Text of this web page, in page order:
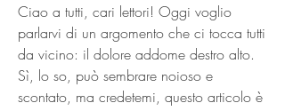
Ciao a tutti, cari lettori! Oggi voglio
parlarvi di un argomento che ci tocca tutti
da vicino: il dolore addome destro alto.
Sì, lo so, può sembrare noioso e
scontato, ma credetemi, questo articolo è